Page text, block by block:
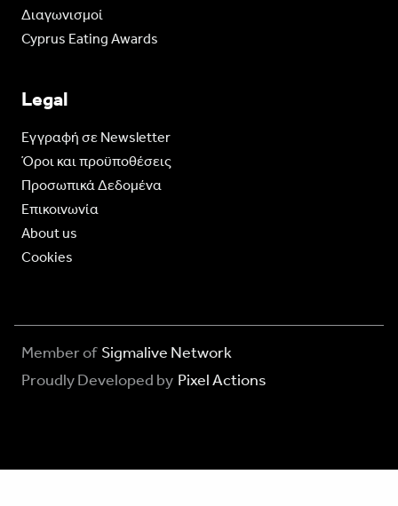
Διαγωνισμοί
Cyprus Eating Awards
Legal
Eγγραφή σε Newsletter
Όροι και προϋποθέσεις
Προσωπικά Δεδομένα
Επικοινωνία
About us
Cookies
Member of Sigmalive Network
Proudly Developed by Pixel Actions